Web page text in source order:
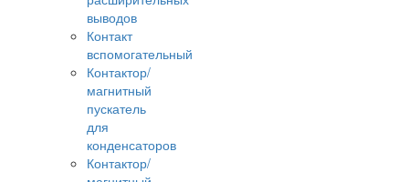
выводов
Контакт
вспомогательный
Контактор/
магнитный
пускатель
для
конденсаторов
Контактор/